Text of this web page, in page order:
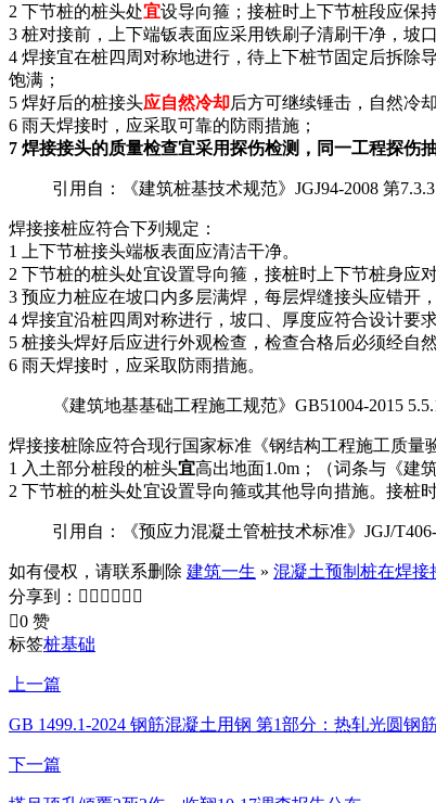
2 下节桩的桩头处宜设导向箍；接桩时上下节桩段应保
3 桩对接前，上下端钣表面应采用铁刷子清刷干净，坡
4 焊接宜在桩四周对称地进行，待上下桩节固定后拆除
饱满；
5 焊好后的桩接头应自然冷却后方可继续锤击，自然冷
6 雨天焊接时，应采取可靠的防雨措施；
7 焊接接头的质量检查宜采用探伤检测，同一工程探伤
引用自：《建筑桩基技术规范》JGJ94-2008 第
焊接接桩应符合下列规定：
1 上下节桩接头端板表面应清洁干净。
2 下节桩的桩头处宜设置导向箍，接桩时上下节桩身应
3 预应力桩应在坡口内多层满焊，每层焊缝接头应错开
4 焊接宜沿桩四周对称进行，坡口、厚度应符合设计要
5 桩接头焊好后应进行外观检查，检查合格后必须经自
6 雨天焊接时，应采取防雨措施。
《建筑地基基础工程施工规范》GB51004-2015
焊接接桩除应符合现行国家标准《钢结构工程施工质量
1 入土部分桩段的桩头宜高出地面1.0m；（词条与《建
2 下节桩的桩头处宜设置导向箍或其他导向措施。接桩
引用自：《预应力混凝土管桩技术标准》JGJ/
如有侵权，请联系删除 建筑一生 » 混凝土预制桩在焊接
分享到：      
0 赞
标签桩基础
上一篇
GB 1499.1-2024 钢筋混凝土用钢 第1部分：热轧光圆钢
下一篇